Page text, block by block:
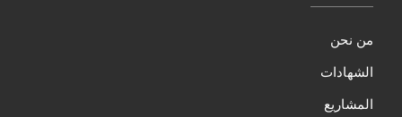
من نحن
الشهادات
المشاريع